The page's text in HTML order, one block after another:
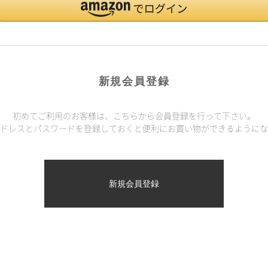
新規会員登録
初めてご利用のお客様は、こちらから会員登録を行って下さい。
レスとパスワードを登録しておくと便利にお買い物ができるように